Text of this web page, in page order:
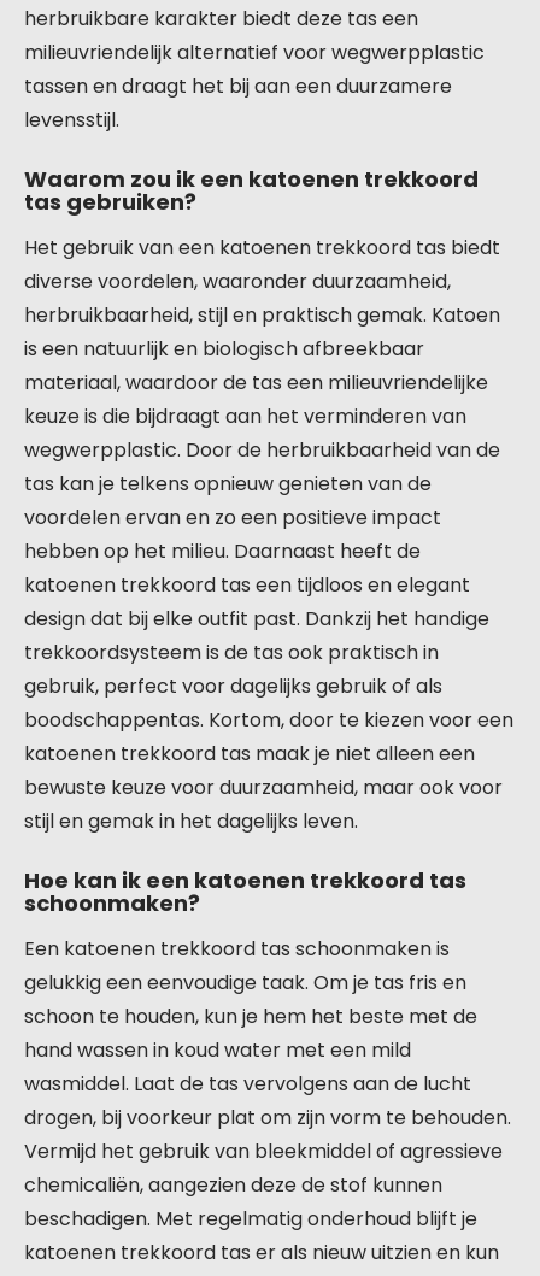
herbruikbare karakter biedt deze tas een
milieuvriendelijk alternatief voor wegwerpplastic
tassen en draagt het bij aan een duurzamere
levensstijl.
Waarom zou ik een katoenen trekkoord
tas gebruiken?
Het gebruik van een katoenen trekkoord tas biedt
diverse voordelen, waaronder duurzaamheid,
herbruikbaarheid, stijl en praktisch gemak. Katoen
is een natuurlijk en biologisch afbreekbaar
materiaal, waardoor de tas een milieuvriendelijke
keuze is die bijdraagt aan het verminderen van
wegwerpplastic. Door de herbruikbaarheid van de
tas kan je telkens opnieuw genieten van de
voordelen ervan en zo een positieve impact
hebben op het milieu. Daarnaast heeft de
katoenen trekkoord tas een tijdloos en elegant
design dat bij elke outfit past. Dankzij het handige
trekkoordsysteem is de tas ook praktisch in
gebruik, perfect voor dagelijks gebruik of als
boodschappentas. Kortom, door te kiezen voor een
katoenen trekkoord tas maak je niet alleen een
bewuste keuze voor duurzaamheid, maar ook voor
stijl en gemak in het dagelijks leven.
Hoe kan ik een katoenen trekkoord tas
schoonmaken?
Een katoenen trekkoord tas schoonmaken is
gelukkig een eenvoudige taak. Om je tas fris en
schoon te houden, kun je hem het beste met de
hand wassen in koud water met een mild
wasmiddel. Laat de tas vervolgens aan de lucht
drogen, bij voorkeur plat om zijn vorm te behouden.
Vermijd het gebruik van bleekmiddel of agressieve
chemicaliën, aangezien deze de stof kunnen
beschadigen. Met regelmatig onderhoud blijft je
katoenen trekkoord tas er als nieuw uitzien en kun